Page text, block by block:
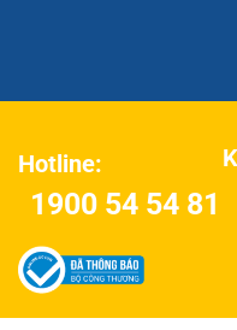
Hotline:
1900 54 54 81